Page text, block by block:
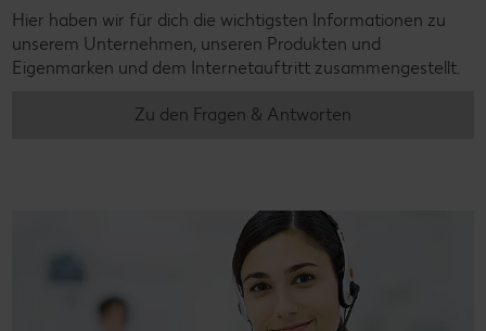
Hier haben wir für dich die wichtigsten Informationen zu
unserem Unternehmen, unseren Produkten und
Eigenmarken und dem Internetauftritt zusammengestellt.
Zu den Fragen & Antworten